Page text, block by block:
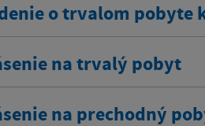
o trvalom pobyte
na trvalý pobyt
na prechodný